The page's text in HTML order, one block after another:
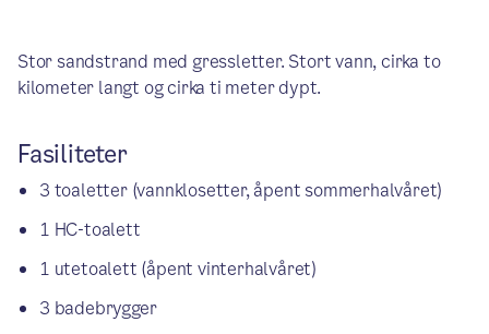
Stor sandstrand med gressletter. Stort vann, cirka to
kilometer langt og cirka ti meter dypt.
Fasiliteter
3 toaletter (vannklosetter, åpent sommerhalvåret)
1 HC-toalett
1 utetoalett (åpent vinterhalvåret)
3 badebrygger